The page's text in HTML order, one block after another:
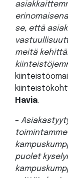
se, että
meitä
Havia.
–
puolet